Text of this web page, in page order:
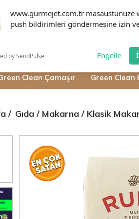
www.gurmejet.com.tr masaüstünüze
push bildirimleri göndermesine izin
by SendPulse Engelle
Clean Çamaşır Green Clean
Gıda Makarna Klasik